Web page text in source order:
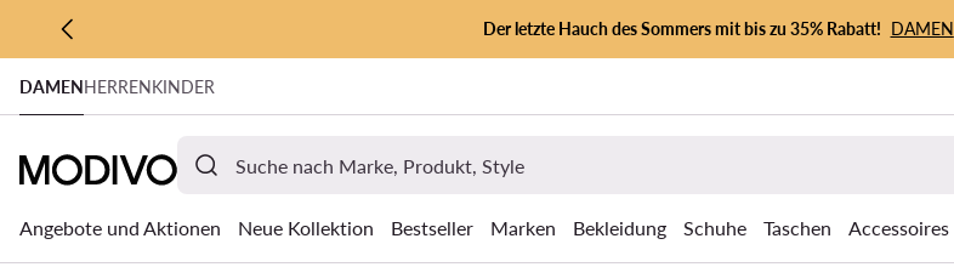
ZUM HAUPTINHALT SPRINGEN
ZUR SUCHE
Der letzte Hauch des Sommers mit bis zu 35% Rabatt! DAMEN
DAMENHERRENKINDER
Angebote und Aktionen Neue Kollektion Bestseller Marken Bekleidung Schuhe Taschen Accessoires